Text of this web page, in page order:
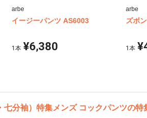
arbe
イージーパンツ AS6003
1 本 ¥6,380
arbe
1 本
七分袖）特集メンズ コックパンツの特